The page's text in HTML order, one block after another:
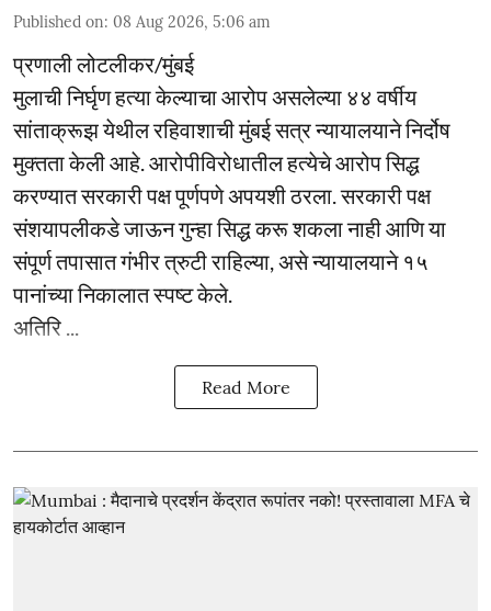
Published on: 08 Aug 2026, 5:06 am
प्रणाली लोटलीकर/मुंबई
मुलाची निर्घृण हत्या केल्याचा आरोप असलेल्या ४४ वर्षीय
सांताक्रूझ येथील रहिवाशाची मुंबई सत्र न्यायालयाने निर्दोष
मुक्तता केली आहे. आरोपीविरोधातील हत्येचे आरोप सिद्ध
करण्यात सरकारी पक्ष पूर्णपणे अपयशी ठरला. सरकारी पक्ष
संशयापलीकडे जाऊन गुन्हा सिद्ध करू शकला नाही आणि या
संपूर्ण तपासात गंभीर त्रुटी राहिल्या, असे न्यायालयाने १५
पानांच्या निकालात स्पष्ट केले.
अतिरि ...
Read More